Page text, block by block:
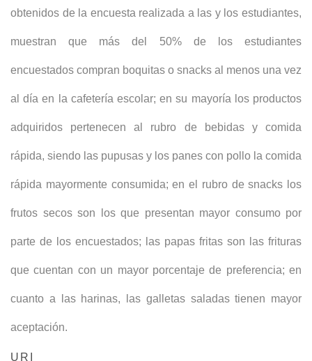
obtenidos de la encuesta realizada a las y los estudiantes,
muestran que más del 50% de los estudiantes
encuestados compran boquitas o snacks al menos una vez
al día en la cafetería escolar; en su mayoría los productos
adquiridos pertenecen al rubro de bebidas y comida
rápida, siendo las pupusas y los panes con pollo la comida
rápida mayormente consumida; en el rubro de snacks los
frutos secos son los que presentan mayor consumo por
parte de los encuestados; las papas fritas son las frituras
que cuentan con un mayor porcentaje de preferencia; en
cuanto a las harinas, las galletas saladas tienen mayor
aceptación.
URI